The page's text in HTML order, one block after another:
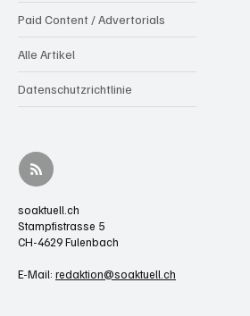
Paid Content / Advertorials
Alle Artikel
Datenschutzrichtlinie
soaktuell.ch
Stampfistrasse 5
CH-4629 Fulenbach
E-Mail: redaktion@soaktuell.ch